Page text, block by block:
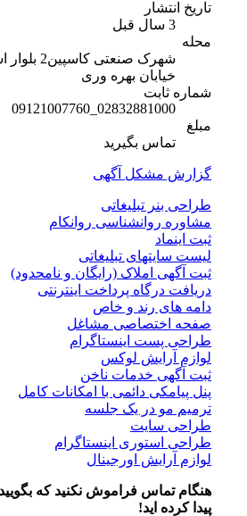
تاریخ انتشار
شهرک صنعتی کاسپین2 بلوار
خیابان بهره وری
شماره ثابت
02832881000_09121007760
تماس بگیرید
گزارش مشکل آگهی
طراحی بنر تبلیغاتی
مشاوره روانشناسی روانکام
ثبت اینماد
لیست سایتهای تبلیغاتی
ثبت آگهی املاک (رایگان و نامحدود)
دریافت درگاه پرداخت اینترنتی
دامه های رند و خاص
صفحه اختصاصی مشاغل
طراحی پست اینستاگرام
لوازم آرایش لوکس
ثبت آگهی خدمات ناخن
پنل پیامکی دائمی با امکانات کامل
ترمیم مو در یک جلسه
طراحی سایت
طراحی استوری اینستاگرام
لوازم آرایش اورجینال
هنگام تماس فراموش نکنید که بگویید
پیدا کرده اید!